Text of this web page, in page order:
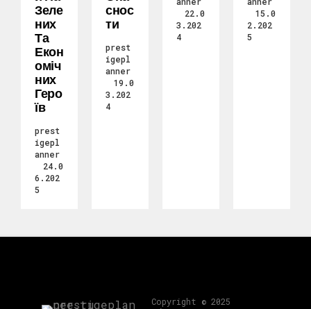
Зеле
Них
Та
Екон
Оміч
Них
Геро
Їв
prest
igepl
anner
24.0
6.202
5
Снос
Ти
prest
igepl
anner
19.0
3.202
4
22.0
3.202
4
15.0
2.202
5
Copyright © 2025